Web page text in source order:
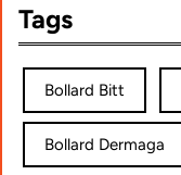
Tags
Bollard Bitt
Bollard Dermaga